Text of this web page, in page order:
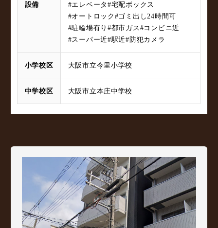
設備 #エレベータ#宅配ボックス
#オートロック#ゴミ出し24時間可
#駐輪場有り#都市ガス#コンビニ近
#スーパー近#駅近#防犯カメラ
小学校区 大阪市立今里小学校
中学校区 大阪市立本庄中学校